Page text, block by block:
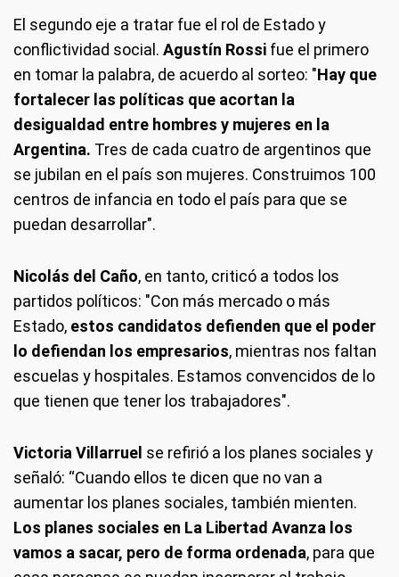
El segundo eje a tratar fue el rol de Estado y
conflictividad social. Agustín Rossi fue el primero
en tomar la palabra, de acuerdo al sorteo: "Hay que
fortalecer las políticas que acortan la
desigualdad entre hombres y mujeres en la
Argentina. Tres de cada cuatro de argentinos que
se jubilan en el país son mujeres. Construimos 100
centros de infancia en todo el país para que se
puedan desarrollar".
Nicolás del Caño, en tanto, criticó a todos los
partidos políticos: "Con más mercado o más
Estado, estos candidatos defienden que el poder
lo defiendan los empresarios, mientras nos faltan
escuelas y hospitales. Estamos convencidos de lo
que tienen que tener los trabajadores".
Victoria Villarruel se refirió a los planes sociales y
señaló: “Cuando ellos te dicen que no van a
aumentar los planes sociales, también mienten.
Los planes sociales en La Libertad Avanza los
vamos a sacar, pero de forma ordenada, para que